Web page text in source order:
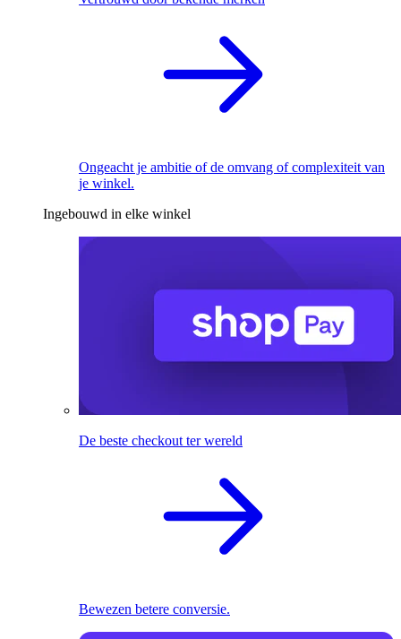
Ongeacht je ambitie of de omvang of complexiteit van
je winkel.
Ingebouwd in elke winkel
De beste checkout ter wereld
Bewezen betere conversie.